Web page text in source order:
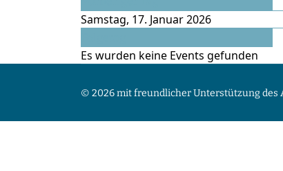
Samstag, 17. Januar 2026
Es wurden keine Events gefunden
© 2026 mit freundlicher Unterstützung des